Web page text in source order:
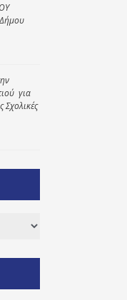
για
Σχολικές